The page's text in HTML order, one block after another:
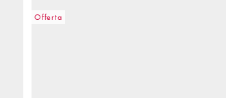
Offerta